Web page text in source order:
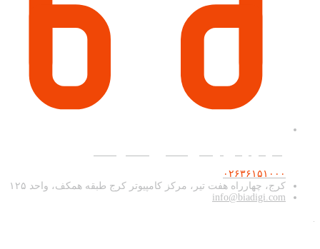
۰۲۶۳۶۱۵۱۰۰۰
کرج، چهارراه هفت تیر، مرکز کامپیوتر کرج طبقه همکف، واحد ۱۲۵
info@biadigi.com